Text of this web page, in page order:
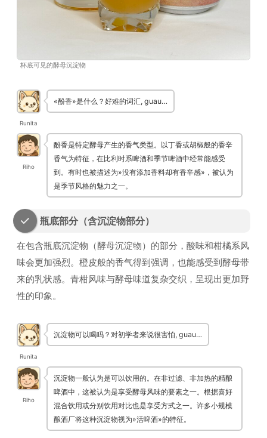
杯底可见的酵母沉淀物
Runita
«酚香»是什么？好难的词汇, guau…
Riho
酚香是特定酵母产生的香气类型。以丁香或胡椒般的香辛
香气为特征，在比利时系啤酒和季节啤酒中经常能感受
到。有时也被描述为»没有添加香料却有香辛感»，被认为
是季节风格的魅力之一。
瓶底部分（含沉淀物部分）
在包含瓶底沉淀物（酵母沉淀物）的部分，酸味和柑橘系风
味会更加强烈。橙皮般的香气得到强调，也能感受到酵母带
来的乳状感。青柑风味与酵母味道复杂交织，呈现出更加野
性的印象。
Runita
沉淀物可以喝吗？对初学者来说很害怕, guau…
Riho
沉淀物一般认为是可以饮用的。在非过滤、非加热的精酿
啤酒中，这被认为是享受酵母风味的要素之一。根据喜好
混合饮用或分别饮用对比也是享受方式之一。许多小规模
酿酒厂将这种沉淀物视为»活啤酒»的特征。